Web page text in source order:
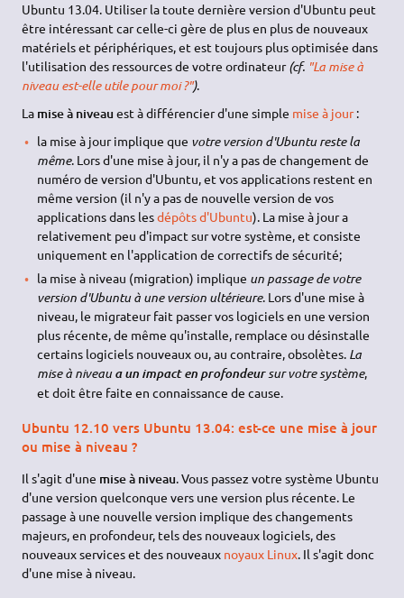
Ubuntu 13.04. Utiliser la toute dernière version d'Ubuntu peut
être intéressant car celle-ci gère de plus en plus de nouveaux
matériels et périphériques, et est toujours plus optimisée dans
l'utilisation des ressources de votre ordinateur(cf. "La mise à
niveau est-elle utile pour moi ?").
La mise à niveau est à différencier d'une simple mise à jour:
la mise à jour implique que votre version d'Ubuntu reste la
même. Lors d'une mise à jour, il n'y a pas de changement de
numéro de version d'Ubuntu, et vos applications restent en
même version (il n'y a pas de nouvelle version de vos
applications dans lesdépôts d'Ubuntu). La mise à jour a
relativement peu d'impact sur votre système, et consiste
uniquement en l'application de correctifs de sécurité;
la mise à niveau (migration) implique un passage de votre
version d'Ubuntu à une version ultérieure. Lors d'une mise à
niveau, le migrateur fait passer vos logiciels en une version
plus récente, de même qu'installe, remplace ou désinstalle
certains logiciels nouveaux ou, au contraire, obsolètes. La
mise à niveaua un impact en profondeursur votre système,
et doit être faite en connaissance de cause.
Ubuntu 12.10 vers Ubuntu 13.04: est-ce une mise à jour
ou mise à niveau ?
Il s'agit d'une mise à niveau. Vous passez votre système Ubuntu
d'une version quelconque vers une version plus récente. Le
passage à une nouvelle version implique des changements
majeurs, en profondeur, tels des nouveaux logiciels, des
nouveaux services et des nouveaux noyaux Linux. Il s'agit donc
d'une mise à niveau.